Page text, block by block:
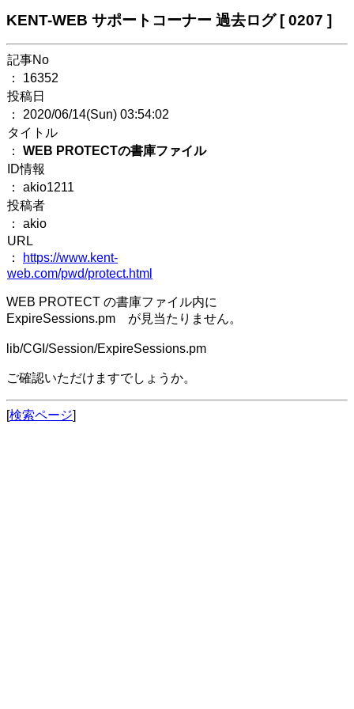
KENT-WEB サポートコーナー 過去ログ [ 0207 ]
記事No
： 16352
投稿日
： 2020/06/14(Sun) 03:54:02
タイトル
： WEB PROTECTの書庫ファイル
ID情報
： akio1211
投稿者
： akio
URL
：
https://www.kent-
web.com/pwd/protect.html
WEB PROTECT の書庫ファイル内に
ExpireSessions.pm が見当たりません。
lib/CGI/Session/ExpireSessions.pm
ご確認いただけますでしょうか。
[検索ページ]